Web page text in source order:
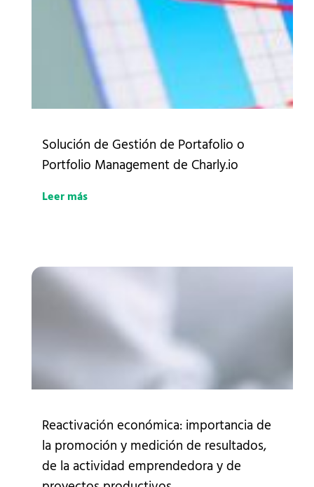
Solución de Gestión de Portafolio o
Portfolio Management de Charly.io
Leer más
Reactivación económica: importancia de
la promoción y medición de resultados,
de la actividad emprendedora y de